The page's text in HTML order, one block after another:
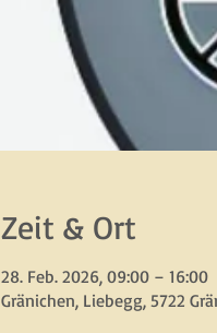
Zeit & Ort
28. Feb. 2026, 09:00 – 16:00
Gränichen, Liebegg, 5722